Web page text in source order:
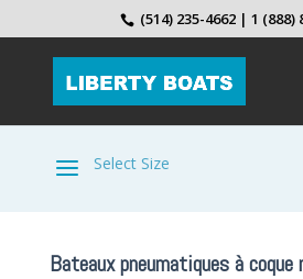
(514) 235-4662 | 1 (888)
Bateaux pneumatiques à coque